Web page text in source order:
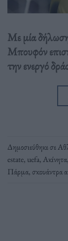
Με μία
Μπουφόν
την ενεργό
Δημοσιεύθηκε σε
estate, uefa,Ακίνητα,
Πάρμα,σκουάντρα